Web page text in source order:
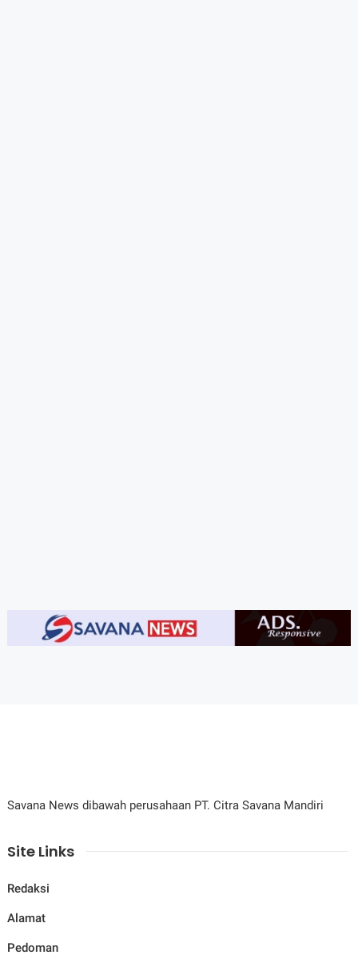
Savana News dibawah perusahaan PT. Citra Savana Mandiri
Site Links
Redaksi
Alamat
Pedoman